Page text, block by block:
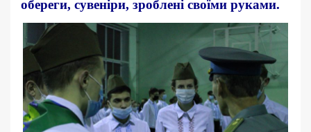
обереги, сувеніри, зроблені своїми руками.